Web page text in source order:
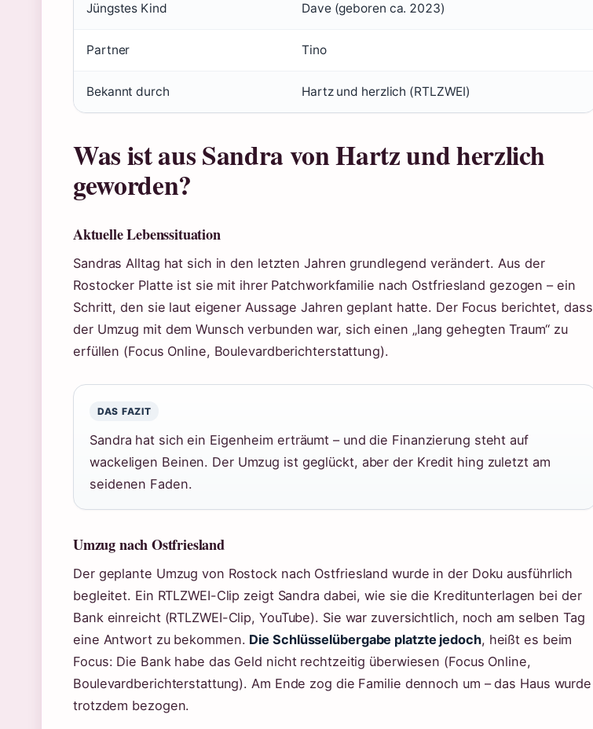
Jüngstes Kind Dave (geboren ca. 2023)
Partner Tino
Bekannt durch Hartz und herzlich (RTLZWEI)
Was ist aus Sandra von Hartz und herzlich
geworden?
Aktuelle Lebenssituation
Sandras Alltag hat sich in den letzten Jahren grundlegend verändert. Aus der
Rostocker Platte ist sie mit ihrer Patchworkfamilie nach Ostfriesland gezogen – ein
Schritt, den sie laut eigener Aussage Jahren geplant hatte. Der Focus berichtet, dass
der Umzug mit dem Wunsch verbunden war, sich einen „lang gehegten Traum“ zu
erfüllen (Focus Online, Boulevardberichterstattung).
DAS FAZIT
Sandra hat sich ein Eigenheim erträumt – und die Finanzierung steht auf
wackeligen Beinen. Der Umzug ist geglückt, aber der Kredit hing zuletzt am
seidenen Faden.
Umzug nach Ostfriesland
Der geplante Umzug von Rostock nach Ostfriesland wurde in der Doku ausführlich
begleitet. Ein RTLZWEI-Clip zeigt Sandra dabei, wie sie die Kreditunterlagen bei der
Bank einreicht (RTLZWEI-Clip, YouTube). Sie war zuversichtlich, noch am selben Tag
eine Antwort zu bekommen. Die Schlüsselübergabe platzte jedoch, heißt es beim
Focus: Die Bank habe das Geld nicht rechtzeitig überwiesen (Focus Online,
Boulevardberichterstattung). Am Ende zog die Familie dennoch um – das Haus wurde
trotzdem bezogen.